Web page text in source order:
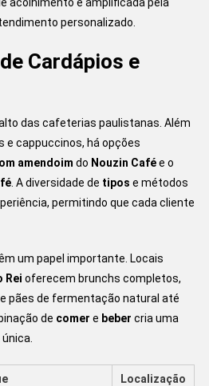
personalizado.
Cardápios e
das cafeterias paulistanas. Além
e cappuccinos, há opções
amendoim do Nouzin Cafée o
. A diversidade de tipos e métodos
permitindo que cada cliente
um papel importante. Locais
Rei oferecem brunchs completos,
pães de fermentação natural até
de comer e beber cria uma
Localização